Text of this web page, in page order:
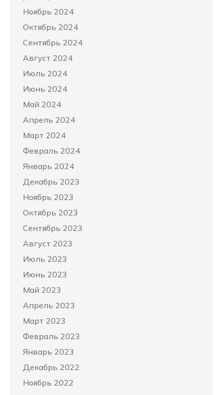
Ноябрь 2024
Октябрь 2024
Сентябрь 2024
Август 2024
Июль 2024
Июнь 2024
Май 2024
Апрель 2024
Март 2024
Февраль 2024
Январь 2024
Декабрь 2023
Ноябрь 2023
Октябрь 2023
Сентябрь 2023
Август 2023
Июль 2023
Июнь 2023
Май 2023
Апрель 2023
Март 2023
Февраль 2023
Январь 2023
Декабрь 2022
Ноябрь 2022